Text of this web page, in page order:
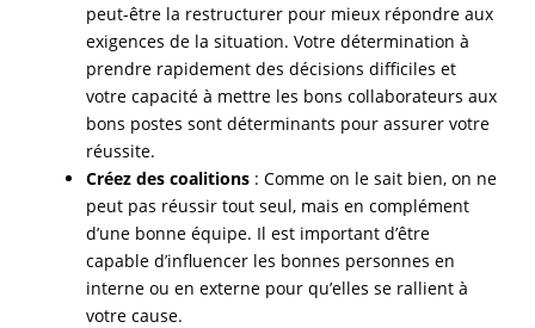
peut-être la restructurer pour mieux répondre aux
exigences de la situation. Votre détermination à
prendre rapidement des décisions difficiles et
votre capacité à mettre les bons collaborateurs aux
bons postes sont déterminants pour assurer votre
réussite.
Créez des coalitions : Comme on le sait bien, on ne
peut pas réussir tout seul, mais en complément
d’une bonne équipe. Il est important d’être
capable d’influencer les bonnes personnes en
interne ou en externe pour qu’elles se rallient à
votre cause.